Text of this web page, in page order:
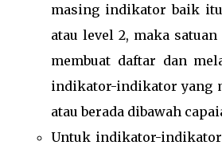
masing indikator baik
atau level 2, maka
membuat daftar dan
indikator-indikator yang
atau berada dibawah
Untuk indikator-indikator